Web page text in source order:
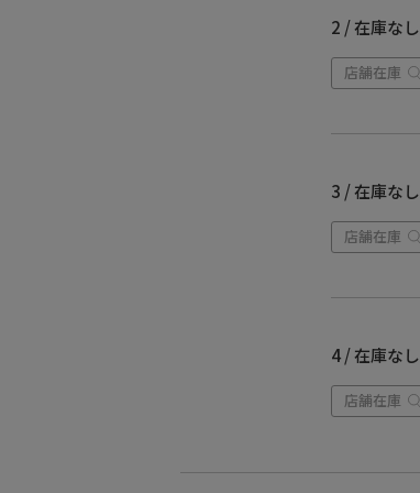
2 / 在庫なし
店舗在庫
3 / 在庫なし
店舗在庫
4 / 在庫なし
店舗在庫